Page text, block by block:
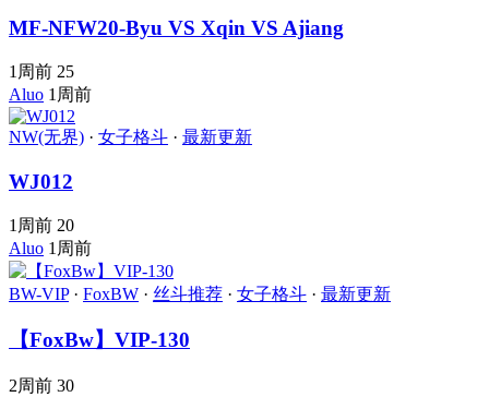
MF-NFW20-Byu VS Xqin VS Ajiang
1周前 25
Aluo 1周前
NW(无界) · 女子格斗 · 最新更新
WJ012
1周前 20
Aluo 1周前
BW-VIP· FoxBW · 丝斗推荐 · 女子格斗 · 最新更新
【FoxBw】VIP-130
2周前 30